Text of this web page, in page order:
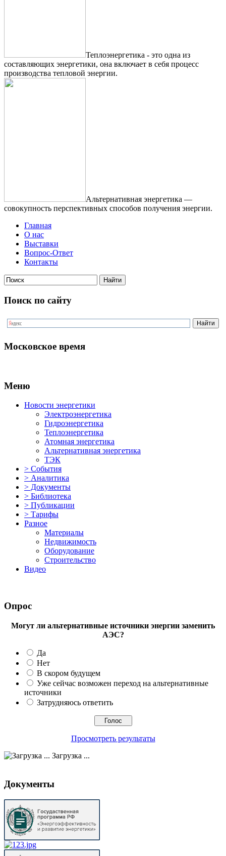
Теплоэнергетика - это одна из
составляющих энергетики, она включает в себя процесс
производства тепловой энергии.
Альтернативная энергетика —
совокупность перспективных способов получения энергии.
Главная
О нас
Выставки
Вопрос-Ответ
Контакты
Поиск по сайту
Московское время
Меню
Новости энергетики
Электроэнергетика
Гидроэнергетика
Теплоэнергетика
Атомная энергетика
Альтернативная энергетика
ТЭК
> События
> Аналитика
> Документы
> Библиотека
> Публикации
> Тарифы
Разное
Материалы
Недвижимость
Оборудование
Строительство
Видео
Опрос
Могут ли альтернативные источники энергии заменить
АЭС?
Да
Нет
В скором будущем
Уже сейчас возможен переход на альтернативные
источники
Затрудняюсь ответить
Просмотреть результаты
Загрузка ...
Документы